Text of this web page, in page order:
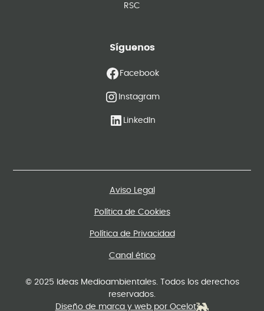
RSC
Síguenos
Facebook
Instagram
LinkedIn
© 2025 Ideas Medioambientales. Todos los derechos
reservados.
Diseño de marca y web por Ocelot
Aviso Legal
Política de Cookies
Política de Privacidad
Canal ético